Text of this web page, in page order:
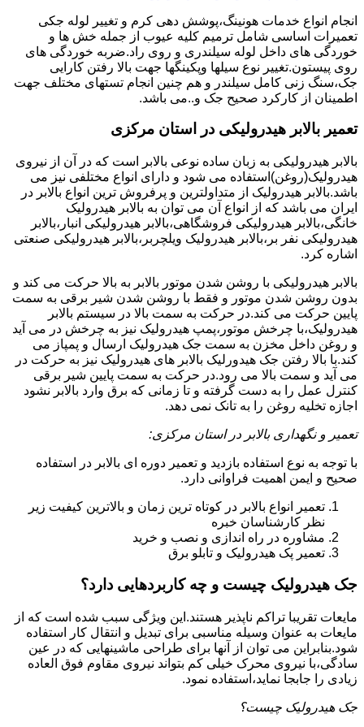
انجام انواع خدمات هونینگ،پوشش دهی کرم و تغییر لوله جکی
تعمیرات اساسی شامل ترمیم کلیه عیوب از جمله خش ها و
خوردگی های داخل لوله سیلندری و روی راد.ضربه خوردگی های
روی پیستون.تغییر نوع سیلها وپکینگها جهت بالا رفتن کارایی
جک،سنگ زنی کامل سیلندر و هم چنین انجام تستهای مختلف جهت
اطمینان از کارکرد صحیح جک و..می باشد.
تعمیر بالابر هیدرولیکی در استان مرکزی
بالابر هیدرولیکی به زبان ساده نوعی بالابر است که در آن از نیروی
هیدرولیک(روغن)استفاده می شود و دارای انواع مختلفی نیز می
باشد.بالابر هیدرولیک از متداولترین و پرفروش ترین انواع بالابر در
ایران می باشد که از انواع آن می توان به بالابر هیدرولیک
خانگی،بالابر هیدرولیکی فروشگاهی،بالابر هیدرولیکی انبار،بالابر
هیدرولیکی نفر بر،بالابر هیدرولیک ویلچربر،بالابر هیدرولیکی صنعتی
اشاره کرد.
بالابر هیدرولیکی با روشن شدن موتور بالابر به بالا حرکت می کند و
بدون روشن شدن موتور و فقط با روشن شدن شیر برقی به سمت
پایین حرکت می کند.در حرکت به سمت بالا در سیستم بالابر
هیدرولیک،با چرخش موتور،پمپ هیدرولیک نیز به چرخش در می آید
و روغن داخل مخزن به سمت جک هیدرولیک ارسال و پمپاز می
کند.با بالا رفتن جک هیدورلیک بالابر های هیدرولیک نیز به حرکت در
می آید و سمت بالا می رود.در حرکت به سمت پایین شیر برقی
کنترل عمل را به دست گرفته و تا زمانی که برق وارد بالابر نشود
اجازه تخلیه روغن را به تانک نمی دهد.
تعمیر و نگهداری بالابر در استان مرکزی:
با توجه به نوع استفاده بازدید و تعمیر دوره ای بالابر در استفاده
صحیح و ایمن اهمیت فراوانی دارد.
تعمیر انواع بالابر در کوتاه ترین زمان و بالاترین کیفیت زیر
نظر کارشناسان خبره
مشاوره در راه اندازی و نصب و خرید
تعمیر پک هیدرولیک و تابلو برق
جک هیدرولیک چیست و چه کاربردهایی دارد؟
مایعات تقریبا تراکم ناپذیر هستند.این ویژگی سبب شده است که از
مایعات به عنوان وسیله مناسبی برای تبدیل و انتقال کار استفاده
شود.بنابراین می توان از آنها برای طراحی ماشینهایی که در عین
سادگی،با نیروی محرک خیلی کم بتواند نیروی مقاوم فوق العاده
زیادی را جابجا نماید،استفاده نمود.
جک هیدرولیک چیست؟